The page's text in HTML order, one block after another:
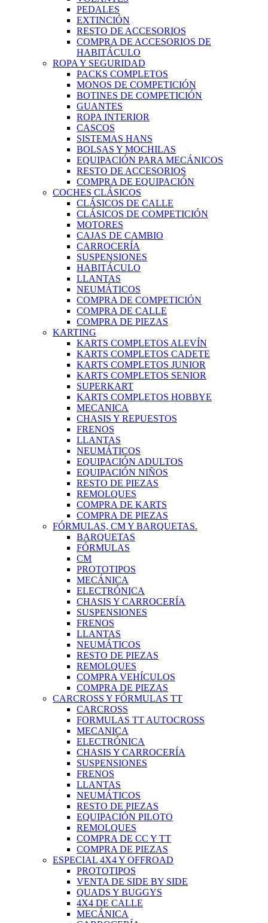
PEDALES
EXTINCIÓN
RESTO DE ACCESORIOS
COMPRA DE ACCESORIOS DE
HABITÁCULO
ROPA Y SEGURIDAD
PACKS COMPLETOS
MONOS DE COMPETICIÓN
BOTINES DE COMPETICIÓN
GUANTES
ROPA INTERIOR
CASCOS
SISTEMAS HANS
BOLSAS Y MOCHILAS
EQUIPACIÓN PARA MECÁNICOS
RESTO DE ACCESORIOS
COMPRA DE EQUIPACIÓN
COCHES CLÁSICOS
CLÁSICOS DE CALLE
CLÁSICOS DE COMPETICIÓN
MOTORES
CAJAS DE CAMBIO
CARROCERÍA
SUSPENSIONES
HABITÁCULO
LLANTAS
NEUMÁTICOS
COMPRA DE COMPETICIÓN
COMPRA DE CALLE
COMPRA DE PIEZAS
KARTING
KARTS COMPLETOS ALEVÍN
KARTS COMPLETOS CADETE
KARTS COMPLETOS JUNIOR
KARTS COMPLETOS SENIOR
SUPERKART
KARTS COMPLETOS HOBBYE
MECANICA
CHASIS Y REPUESTOS
FRENOS
LLANTAS
NEUMÁTICOS
EQUIPACIÓN ADULTOS
EQUIPACIÓN NIÑOS
RESTO DE PIEZAS
REMOLQUES
COMPRA DE KARTS
COMPRA DE PIEZAS
FÓRMULAS, CM Y BARQUETAS.
BARQUETAS
FÓRMULAS
CM
PROTOTIPOS
MECÁNICA
ELECTRÓNICA
CHASIS Y CARROCERÍA
SUSPENSIONES
FRENOS
LLANTAS
NEUMÁTICOS
RESTO DE PIEZAS
REMOLQUES
COMPRA VEHÍCULOS
COMPRA DE PIEZAS
CARCROSS Y FÓRMULAS TT
CARCROSS
FORMULAS TT AUTOCROSS
MECANICA
ELECTRÓNICA
CHASIS Y CARROCERÍA
SUSPENSIONES
FRENOS
LLANTAS
NEUMÁTICOS
RESTO DE PIEZAS
EQUIPACIÓN PILOTO
REMOLQUES
COMPRA DE CC Y TT
COMPRA DE PIEZAS
ESPECIAL 4X4 Y OFFROAD
PROTOTIPOS
VENTA DE SIDE BY SIDE
QUADS Y BUGGYS
4X4 DE CALLE
MECÁNICA